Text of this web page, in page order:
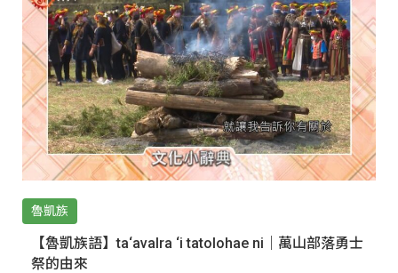
魯凱族
【魯凱族語】ta‘avalra ‘i tatolohae ni｜萬山部落勇士
祭的由來